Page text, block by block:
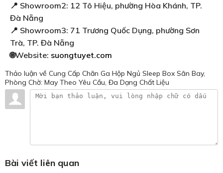
📍 Showroom2: 12 Tô Hiệu, phường Hòa Khánh, TP.
Đà Nẵng
📍 Showroom3: 71 Trương Quốc Dụng, phường Sơn
Trà, TP. Đà Nẵng
🌐Website: suongtuyet.com
Thảo luận về Cung Cấp Chăn Ga Hộp Ngủ Sleep Box Sân Bay,
Phòng Chờ: May Theo Yêu Cầu, Đa Dạng Chất Liệu
Bài viết liên quan